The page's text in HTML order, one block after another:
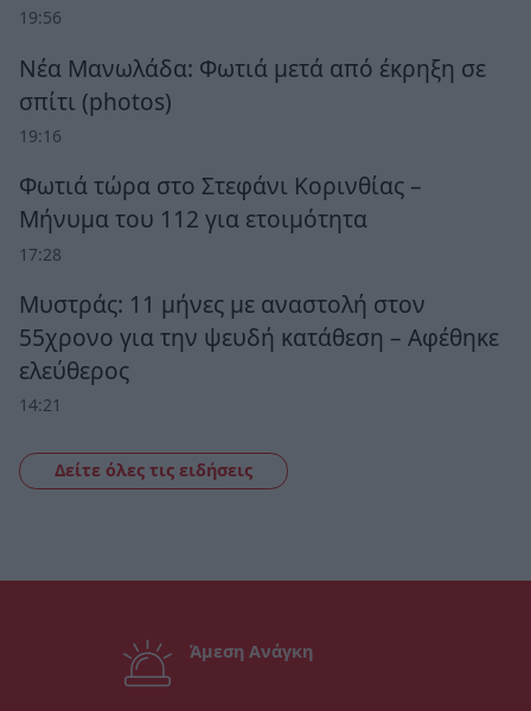
19:56
Νέα Μανωλάδα: Φωτιά μετά από έκρηξη σε
σπίτι (photos)
19:16
Φωτιά τώρα στο Στεφάνι Κορινθίας –
Μήνυμα του 112 για ετοιμότητα
17:28
Μυστράς: 11 μήνες με αναστολή στον
55χρονο για την ψευδή κατάθεση – Αφέθηκε
ελεύθερος
14:21
Δείτε όλες τις ειδήσεις
Άμεση Ανάγκη